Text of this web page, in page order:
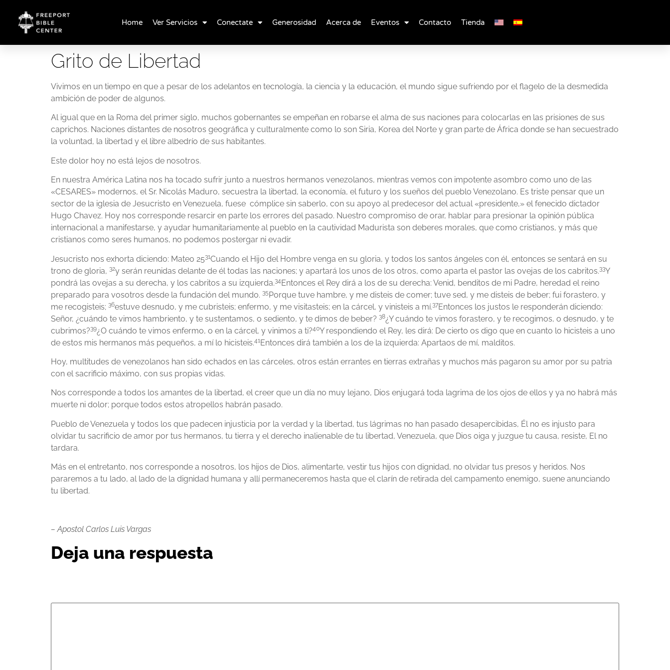
Home Ver Servicios Conectate Generosidad Acerca de Eventos Contacto Tienda
Grito de Libertad
Vivimos en un tiempo en que a pesar de los adelantos en tecnología, la ciencia y la educación, el mundo sigue sufriendo por el flagelo de la desmedida
ambición de poder de algunos.
Al igual que en la Roma del primer siglo, muchos gobernantes se empeñan en robarse el alma de sus naciones para colocarlas en las prisiones de sus
caprichos. Naciones distantes de nosotros geográfica y culturalmente como lo son Siria, Korea del Norte y gran parte de África donde se han secuestrado
la voluntad, la libertad y el libre albedrío de sus habitantes.
Este dolor hoy no está lejos de nosotros.
En nuestra América Latina nos ha tocado sufrir junto a nuestros hermanos venezolanos, mientras vemos con impotente asombro como uno de las
«CESARES» modernos, el Sr. Nicolás Maduro, secuestra la libertad, la economía, el futuro y los sueños del pueblo Venezolano. Es triste pensar que un
sector de la iglesia de Jesucristo en Venezuela, fuese cómplice sin saberlo, con su apoyo al predecesor del actual «presidente,» el fenecido dictador
Hugo Chavez. Hoy nos corresponde resarcir en parte los errores del pasado. Nuestro compromiso de orar, hablar para presionar la opinión pública
internacional a manifestarse, y ayudar humanitariamente al pueblo en la cautividad Madurista son deberes morales, que como cristianos, y más que
cristianos como seres humanos, no podemos postergar ni evadir.
Jesucristo nos exhorta diciendo: Mateo 2531Cuando el Hijo del Hombre venga en su gloria, y todos los santos ángeles con él, entonces se sentará en su
trono de gloria, 32y serán reunidas delante de él todas las naciones; y apartará los unos de los otros, como aparta el pastor las ovejas de los cabritos.33Y
pondrá las ovejas a su derecha, y los cabritos a su izquierda.34 Entonces el Rey dirá a los de su derecha: Venid, benditos de mi Padre, heredad el reino
preparado para vosotros desde la fundación del mundo. 35Porque tuve hambre, y me disteis de comer; tuve sed, y me disteis de beber; fui forastero, y
me recogisteis; 36estuve desnudo, y me cubristeis; enfermo, y me visitasteis; en la cárcel, y vinisteis a mí.37Entonces los justos le responderán diciendo:
Señor, ¿cuándo te vimos hambriento, y te sustentamos, o sediento, y te dimos de beber? 38¿Y cuándo te vimos forastero, y te recogimos, o desnudo, y te
cubrimos?39¿O cuándo te vimos enfermo, o en la cárcel, y vinimos a ti?40Y respondiendo el Rey, les dirá: De cierto os digo que en cuanto lo hicisteis a uno
de estos mis hermanos más pequeños, a mí lo hicisteis.41Entonces dirá también a los de la izquierda: Apartaos de mí, malditos.
Hoy, multitudes de venezolanos han sido echados en las cárceles, otros están errantes en tierras extrañas y muchos más pagaron su amor por su patria
con el sacrificio máximo, con sus propias vidas.
Nos corresponde a todos los amantes de la libertad, el creer que un día no muy lejano, Dios enjugará toda lagrima de los ojos de ellos y ya no habrá más
muerte ni dolor; porque todos estos atropellos habrán pasado.
Pueblo de Venezuela y todos los que padecen injusticia por la verdad y la libertad, tus lágrimas no han pasado desapercibidas, Él no es injusto para
olvidar tu sacrificio de amor por tus hermanos, tu tierra y el derecho inalienable de tu libertad, Venezuela, que Dios oiga y juzgue tu causa, resiste, El no
tardara.
Más en el entretanto, nos corresponde a nosotros, los hijos de Dios, alimentarte, vestir tus hijos con dignidad, no olvidar tus presos y heridos. Nos
pararemos a tu lado, al lado de la dignidad humana y allí permaneceremos hasta que el clarín de retirada del campamento enemigo, suene anunciando
tu libertad.
– Apostol Carlos Luis Vargas
Deja una respuesta